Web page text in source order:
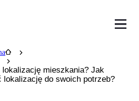
mieszkania? Jak
lokalizację do swoich potrzeb?